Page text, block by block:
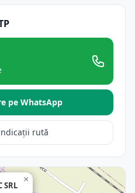
pe WhatsApp
rută
SRL
×